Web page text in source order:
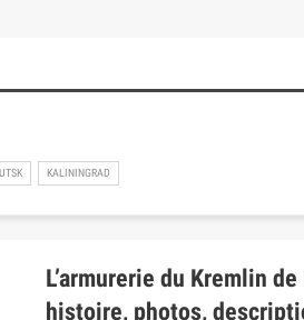
KALININGRAD
L’armurerie du Kremlin
histoire, photos,